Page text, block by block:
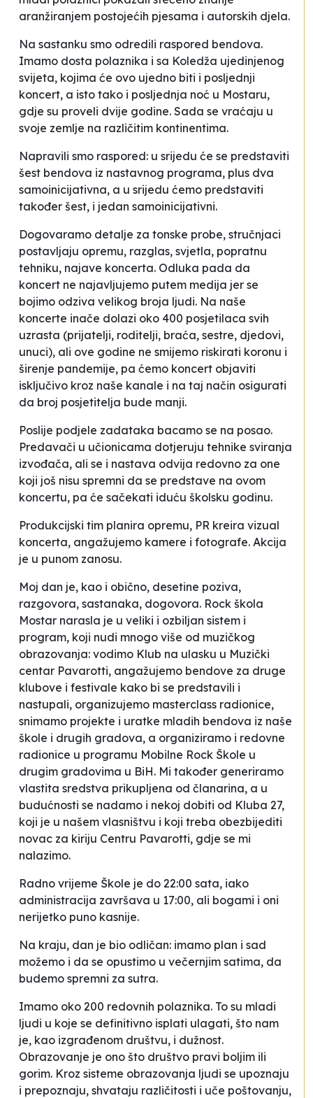
aranžiranjem postojećih pjesama i autorskih djela.
Na sastanku smo odredili raspored bendova.
Imamo dosta polaznika i sa Koledža ujedinjenog
svijeta, kojima će ovo ujedno biti i posljednji
koncert, a isto tako i posljednja noć u Mostaru,
gdje su proveli dvije godine. Sada se vraćaju u
svoje zemlje na različitim kontinentima.
Napravili smo raspored: u srijedu će se predstaviti
šest bendova iz nastavnog programa, plus dva
samoinicijativna, a u srijedu ćemo predstaviti
također šest, i jedan samoinicijativni.
Dogovaramo detalje za tonske probe, stručnjaci
postavljaju opremu, razglas, svjetla, popratnu
tehniku, najave koncerta. Odluka pada da
koncert ne najavljujemo putem medija jer se
bojimo odziva velikog broja ljudi. Na naše
koncerte inače dolazi oko 400 posjetilaca svih
uzrasta (prijatelji, roditelji, braća, sestre, djedovi,
unuci), ali ove godine ne smijemo riskirati koronu i
širenje pandemije, pa ćemo koncert objaviti
isključivo kroz naše kanale i na taj način osigurati
da broj posjetitelja bude manji.
Poslije podjele zadataka bacamo se na posao.
Predavači u učionicama dotjeruju tehnike sviranja
izvođača, ali se i nastava odvija redovno za one
koji još nisu spremni da se predstave na ovom
koncertu, pa će sačekati iduću školsku godinu.
Produkcijski tim planira opremu, PR kreira vizual
koncerta, angažujemo kamere i fotografe. Akcija
je u punom zanosu.
Moj dan je, kao i obično, desetine poziva,
razgovora, sastanaka, dogovora. Rock škola
Mostar narasla je u veliki i ozbiljan sistem i
program, koji nudi mnogo više od muzičkog
obrazovanja: vodimo Klub na ulasku u Muzički
centar Pavarotti, angažujemo bendove za druge
klubove i festivale kako bi se predstavili i
nastupali, organizujemo masterclass radionice,
snimamo projekte i uratke mladih bendova iz naše
škole i drugih gradova, a organiziramo i redovne
radionice u programu Mobilne Rock Škole u
drugim gradovima u BiH. Mi također generiramo
vlastita sredstva prikupljena od članarina, a u
budućnosti se nadamo i nekoj dobiti od Kluba 27,
koji je u našem vlasništvu i koji treba obezbijediti
novac za kiriju Centru Pavarotti, gdje se mi
nalazimo.
Radno vrijeme Škole je do 22:00 sata, iako
administracija završava u 17:00, ali bogami i oni
nerijetko puno kasnije.
Na kraju, dan je bio odličan: imamo plan i sad
možemo i da se opustimo u večernjim satima, da
budemo spremni za sutra.
Imamo oko 200 redovnih polaznika. To su mladi
ljudi u koje se definitivno isplati ulagati, što nam
je, kao izgrađenom društvu, i dužnost.
Obrazovanje je ono što društvo pravi boljim ili
gorim. Kroz sisteme obrazovanja ljudi se upoznaju
i prepoznaju, shvataju različitosti i uče poštovanju,